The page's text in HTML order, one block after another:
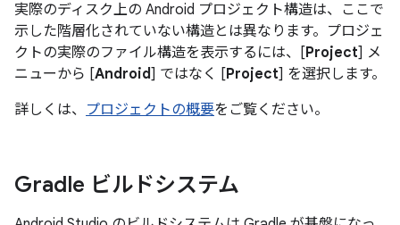
実際のディスク上の Android プロジェクト構造は、ここで
示した階層化されていない構造とは異なります。プロジェ
クトの実際のファイル構造を表示するには、[Project] メ
ニューから [Android] ではなく [Project] を選択します。
詳しくは、 プロジェクトの概要をご覧ください。
Gradle ビルドシステム